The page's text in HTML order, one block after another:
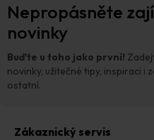
Nepropásněte
novinky
Buďte u toho jako první!
novinky, užitečné tipy, inspiraci i
ostatní.
Zákaznický servis